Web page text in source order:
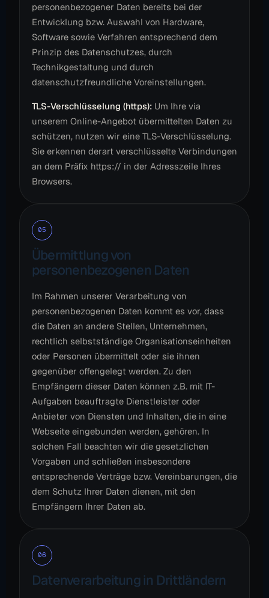
personenbezogener Daten bereits bei der
Entwicklung bzw. Auswahl von Hardware,
Software sowie Verfahren entsprechend dem
Prinzip des Datenschutzes, durch
Technikgestaltung und durch
datenschutzfreundliche Voreinstellungen.
TLS-Verschlüsselung (https): Um Ihre via
unserem Online-Angebot übermittelten Daten zu
schützen, nutzen wir eine TLS-Verschlüsselung.
Sie erkennen derart verschlüsselte Verbindungen
an dem Präfix https:// in der Adresszeile Ihres
Browsers.
05
Übermittlung von
personenbezogenen Daten
Im Rahmen unserer Verarbeitung von
personenbezogenen Daten kommt es vor, dass
die Daten an andere Stellen, Unternehmen,
rechtlich selbstständige Organisationseinheiten
oder Personen übermittelt oder sie ihnen
gegenüber offengelegt werden. Zu den
Empfängern dieser Daten können z.B. mit IT-
Aufgaben beauftragte Dienstleister oder
Anbieter von Diensten und Inhalten, die in eine
Webseite eingebunden werden, gehören. In
solchen Fall beachten wir die gesetzlichen
Vorgaben und schließen insbesondere
entsprechende Verträge bzw. Vereinbarungen, die
dem Schutz Ihrer Daten dienen, mit den
Empfängern Ihrer Daten ab.
06
Datenverarbeitung in Drittländern